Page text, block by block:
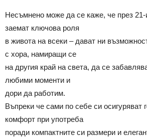
Несъмнено може да се каже, че през
заемат ключова роля
в живота на всеки – дават ни
с хора, намиращи се
на другия край на света, да се
любими моменти и
дори да работим.
Въпреки че сами по себе си осигуряват
комфорт при употреба
поради компактните си размери и